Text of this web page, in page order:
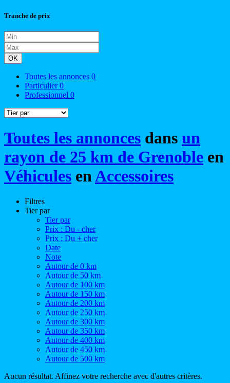
Tranche de prix
OK
Toutes les annonces 0
Particulier0
Professionnel 0
Toutes les annonces dans un
rayon de 25 km de Grenoble en
Véhicules enAccessoires
Filtres
Tier par
Tier par
Prix : Du - cher
Prix : Du + cher
Date
Note
Autour de 0 km
Autour de 50 km
Autour de 100 km
Autour de 150 km
Autour de 200 km
Autour de 250 km
Autour de 300 km
Autour de 350 km
Autour de 400 km
Autour de 450 km
Autour de 500 km
Aucun résultat. Affinez votre recherche avec d'autres critères.